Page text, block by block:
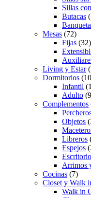
Sillas
Butacas
Mesas (72)
Fijas (32)
Living y Estar
Dormitorios
Infantil
Adulto
Complementos
Objetos
Libreros
Espejos
Arrimos
Cocinas (7)
Closet y Walk
Walk in